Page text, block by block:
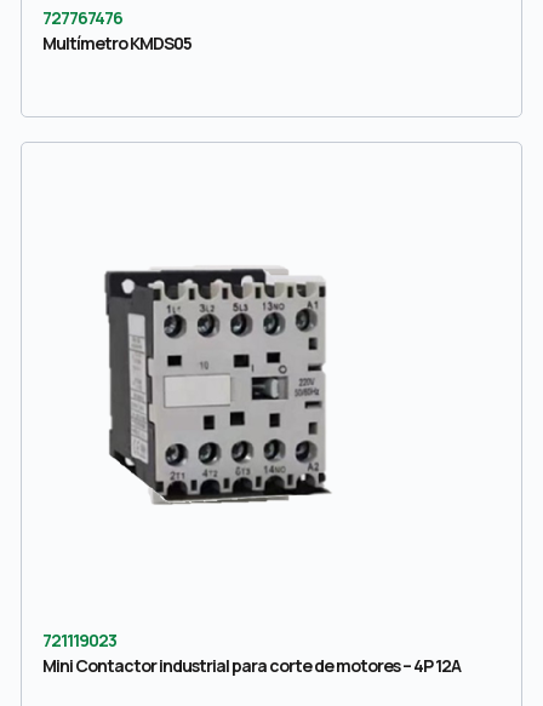
727767476
Multímetro KMDS05
721119023
Mini Contactor industrial para corte de motores – 4P 12A